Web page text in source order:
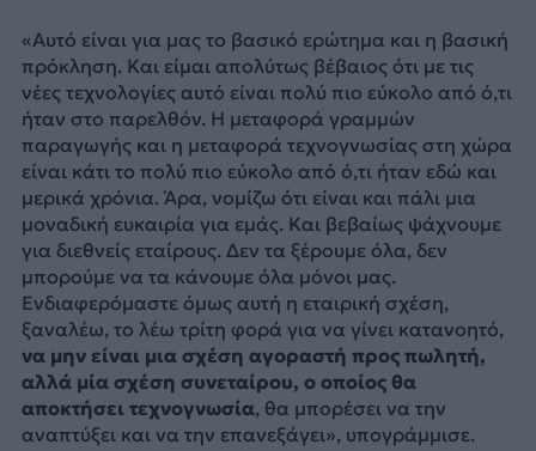
«Αυτό είναι για μας το βασικό ερώτημα και η βασική
πρόκληση. Και είμαι απολύτως βέβαιος ότι με τις
νέες τεχνολογίες αυτό είναι πολύ πιο εύκολο από ό,τι
ήταν στο παρελθόν. Η μεταφορά γραμμών
παραγωγής και η μεταφορά τεχνογνωσίας στη χώρα
είναι κάτι το πολύ πιο εύκολο από ό,τι ήταν εδώ και
μερικά χρόνια. Άρα, νομίζω ότι είναι και πάλι μια
μοναδική ευκαιρία για εμάς. Και βεβαίως ψάχνουμε
για διεθνείς εταίρους. Δεν τα ξέρουμε όλα, δεν
μπορούμε να τα κάνουμε όλα μόνοι μας.
Ενδιαφερόμαστε όμως αυτή η εταιρική σχέση,
ξαναλέω, το λέω τρίτη φορά για να γίνει κατανοητό,
να μην είναι μια σχέση αγοραστή προς πωλητή,
αλλά μία σχέση συνεταίρου, ο οποίος θα
αποκτήσει τεχνογνωσία, θα μπορέσει να την
αναπτύξει και να την επανεξάγει», υπογράμμισε.